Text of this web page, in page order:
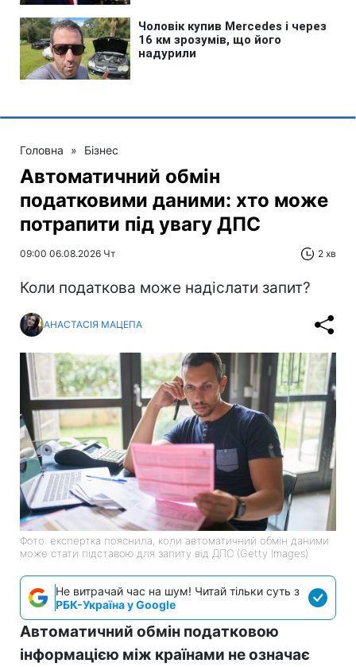
Головна » Бізнес
Автоматичний обмін
податковими даними: хто може
потрапити під увагу ДПС
09:00 06.08.2026 Чт 2 хв
Коли податкова може надіслати запит?
АНАСТАСІЯ МАЦЕПА
Фото: експертка пояснила, коли автоматичний обмін даними
може стати підставою для запиту від ДПС (Getty Images)
Не витрачай час на шум! Читай тільки суть з
РБК-Україна у Google
Автоматичний обмін податковою
інформацією між країнами не означає